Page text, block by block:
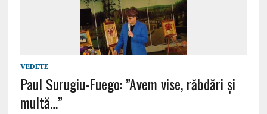
VEDETE
Paul Surugiu-Fuego: ”Avem vise, răbdări și
multă…”